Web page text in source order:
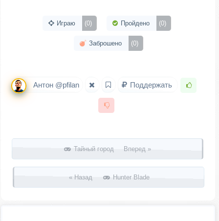
Играю (0) Пройдено (0)
Заброшено (0)
Антон @pfilan Поддержать
Запись навигация
Тайный город Вперед »
« Назад Hunter Blade